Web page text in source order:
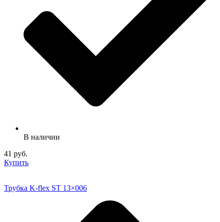
В наличии
41 руб.
Купить
Трубка K-flex ST 13×006